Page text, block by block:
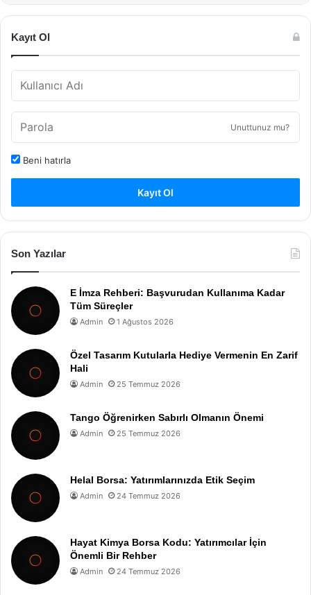
Kayıt Ol
Unuttunuz mu?
Beni hatırla
Kayıt Ol
Son Yazılar
E İmza Rehberi: Başvurudan Kullanıma Kadar
Tüm Süreçler
Admin 1 Ağustos 2026
Özel Tasarım Kutularla Hediye Vermenin En Zarif
Hali
Admin 25 Temmuz 2026
Tango Öğrenirken Sabırlı Olmanın Önemi
Admin 25 Temmuz 2026
Helal Borsa: Yatırımlarınızda Etik Seçim
Admin 24 Temmuz 2026
Hayat Kimya Borsa Kodu: Yatırımcılar İçin
Önemli Bir Rehber
Admin 24 Temmuz 2026